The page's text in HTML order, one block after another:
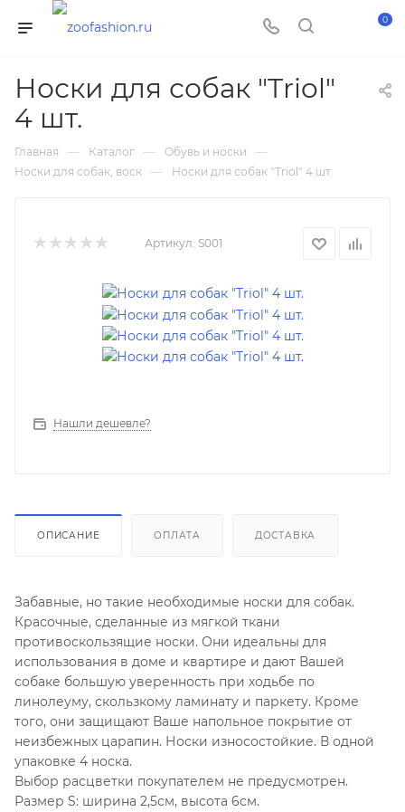
0
Носки для собак "Triol"
4 шт.
Главная — Каталог — Обувь и носки —
Носки для собак, воск — Носки для собак "Triol" 4 шт.
Артикул: S001
Нашли дешевле?
ОПИСАНИЕ ОПЛАТА ДОСТАВКА
Забавные, но такие необходимые носки для собак.
Красочные, сделанные из мягкой ткани
противоскользящие носки. Они идеальны для
использования в доме и квартире и дают Вашей
собаке большую уверенность при ходьбе по
линолеуму, скользкому ламинату и паркету. Кроме
того, они защищают Ваше напольное покрытие от
неизбежных царапин. Носки износостойкие. В одной
упаковке 4 носка.
Выбор расцветки покупателем не предусмотрен.
Размер S: ширина 2,5см, высота 6см.